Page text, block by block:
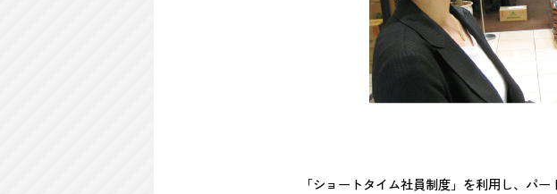
「ショートタイム社員制度」を利用し、パ